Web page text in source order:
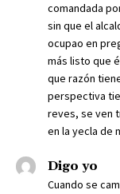
comandada
sin que el
ocupao en
más listo que
que razón
perspectiva
reves, se ven
en la yecla de
Digo yo
Cuando se